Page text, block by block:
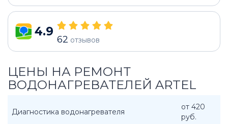
4.9
62 отзывов
ЦЕНЫ НА РЕМОНТ
ВОДОНАГРЕВАТЕЛЕЙ ARTEL
Диагностика водонагревателя
от 420
руб.